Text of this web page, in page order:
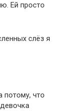
Ей просто
слёз я
потому, что